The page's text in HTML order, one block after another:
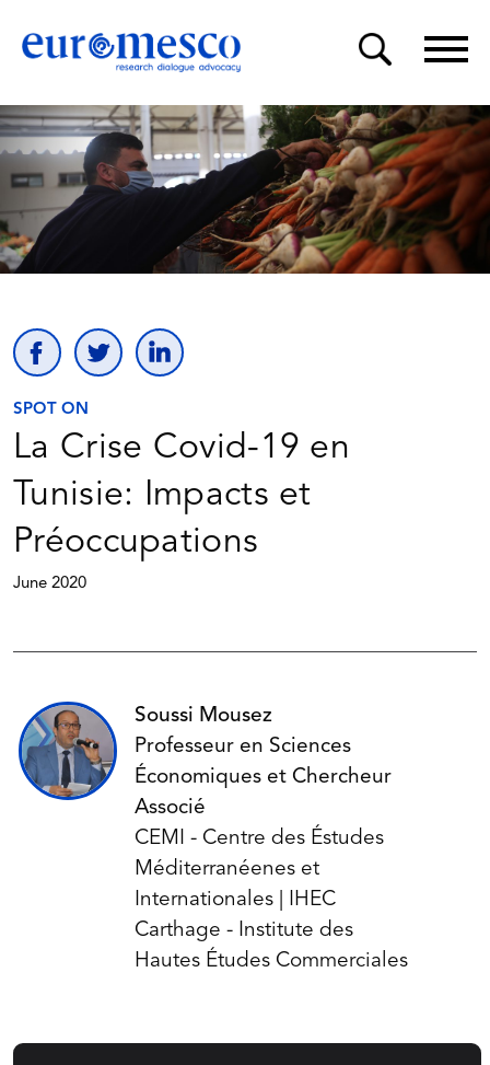
SPOT ON
La Crise Covid-19 en
Tunisie: Impacts et
Préoccupations
June 2020
Soussi Mousez
Professeur en Sciences
Économiques et Chercheur
Associé
CEMI - Centre des Éstudes
Méditerranéenes et
Internationales | IHEC
Carthage - Institute des
Hautes Études Commerciales